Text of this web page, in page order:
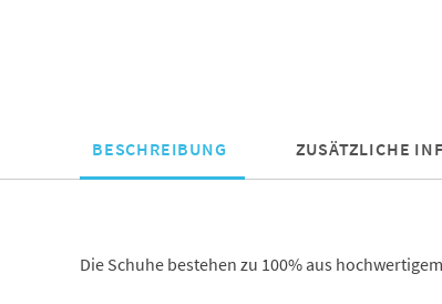
BESCHREIBUNG ZUSÄTZLICHE
Die Schuhe bestehen zu 100% aus